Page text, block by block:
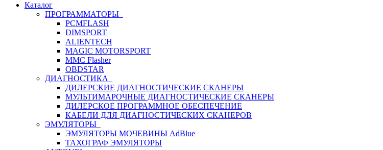
Каталог
ПРОГРАММАТОРЫ
PCMFLASH
DIMSPORT
ALIENTECH
MAGIC MOTORSPORT
MMC Flasher
OBDSTAR
ДИАГНОСТИКА
ДИЛЕРСКИЕ ДИАГНОСТИЧЕСКИЕ СКАНЕРЫ
МУЛЬТИМАРОЧНЫЕ ДИАГНОСТИЧЕСКИЕ СКАНЕРЫ
ДИЛЕРСКОЕ ПРОГРАММНОЕ ОБЕСПЕЧЕНИЕ
КАБЕЛИ ДЛЯ ДИАГНОСТИЧЕСКИХ СКАНЕРОВ
ЭМУЛЯТОРЫ
ЭМУЛЯТОРЫ МОЧЕВИНЫ АdBlue
ТАХОГРАФ ЭМУЛЯТОРЫ